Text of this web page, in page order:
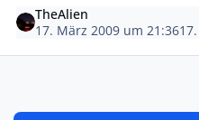
TheAlien
17. März 2009 um 21:36